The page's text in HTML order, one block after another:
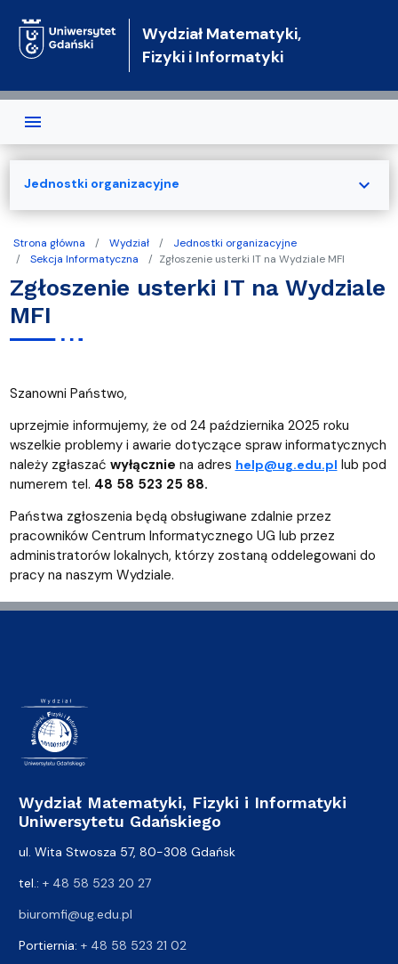
Wydział Matematyki,
Fizyki i Informatyki
Strona główna Wydział
Jednostki organizacyjne
Sekcja Informatyczna
Zgłoszenie usterki IT na Wydziale MFI
Zgłoszenie usterki IT na Wydziale
MFI
Szanowni Państwo,
uprzejmie informujemy, że od 24 października 2025 roku
wszelkie problemy i awarie dotyczące spraw informatycznych
należy zgłaszać wyłącznie na adres help@ug.edu.pl lub pod
numerem tel. 48 58 523 25 88.
Państwa zgłoszenia będą obsługiwane zdalnie przez
pracowników Centrum Informatycznego UG lub przez
administratorów lokalnych, którzy zostaną oddelegowani do
pracy na naszym Wydziale.
Jednostki organizacyjne expand_more
Wydział Matematyki, Fizyki i Informatyki
Uniwersytetu Gdańskiego
ul. Wita Stwosza 57, 80-308 Gdańsk
tel.: + 48 58 523 20 27
biuromfi@ug.edu.pl
Portiernia: + 48 58 523 21 02